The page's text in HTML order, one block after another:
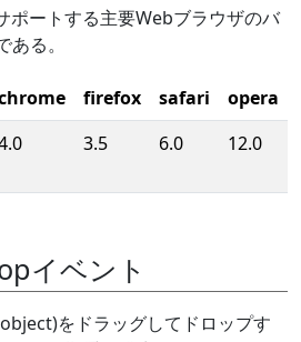
ートする主要Webブラウザのバ
る。
firefox safari
opera
3.5 6.0 12.0
イベント
をドラッグしてドロップす